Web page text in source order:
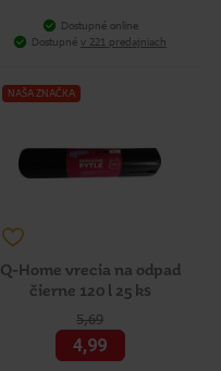
Dostupné online
Dostupné v 221 predajniach
NAŠA ZNAČKA
Q-Home vrecia na odpad
čierne 120 l 25 ks
5,69
4,99